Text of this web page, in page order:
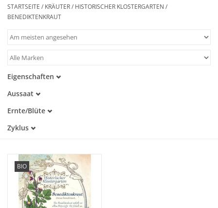
BIO
Geschenkideen
Katalog
STARTSEITE / KRÄUTER/ HISTORISCHER KLOSTERGARTEN /
BENEDIKTENKRAUT
Eigenschaften
Warmkeimer
Dunkelkeimer
Aussaat
April
Mai
Ernte/Blüte
Juli
Zyklus
BIO